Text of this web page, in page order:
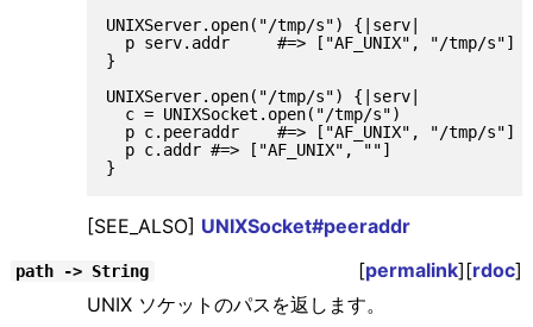
UNIXServer.open("/tmp/s") {|serv|
  p serv.addr     #=> ["AF_UNIX", "/tmp/s"]
}
UNIXServer.open("/tmp/s") {|serv|
  c = UNIXSocket.open("/tmp/s")
  p c.peeraddr    #=> ["AF_UNIX", "/tmp/s"]
  p c.addr #=> ["AF_UNIX", ""]
[SEE_ALSO] UNIXSocket#peeraddr
path -> String [permalink][rdoc]
UNIX ソケットのパスを返します。